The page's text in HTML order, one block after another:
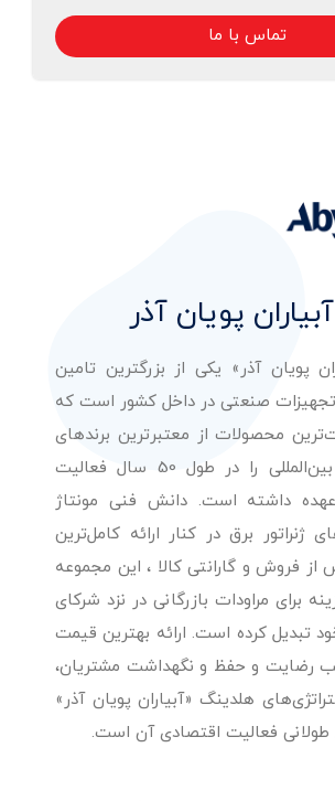
تماس با ما
پویان آذر
پویان آذر» یکی از بزرگترین تامین
صنعتی در داخل کشور است که
محصولات از معتبرترین برندهای
شناخته شده بین‌المللی را در طول 50 سال فعالیت
داشته است. دانش فنی مونتاژ
ژنراتور برق در کنار ارائه کامل‌ترین
فروش و گارانتی کالا ، این مجموعه
برای مراودات بازرگانی در نزد شرکای
تبدیل کرده است. ارائه بهترین قیمت
جلب رضایت و حفظ و نگهداشت مشتریان،
هلدینگ «آبیاران پویان آذر»
طولانی فعالیت اقتصادی آن است.